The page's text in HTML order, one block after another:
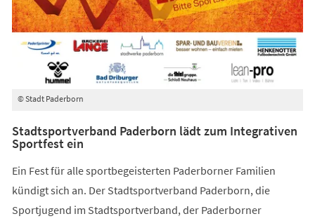
© Stadt Paderborn
Stadtsportverband Paderborn lädt zum Integrativen
Sportfest ein
Ein Fest für alle sportbegeisterten Paderborner Familien
kündigt sich an. Der Stadtsportverband Paderborn, die
Sportjugend im Stadtsportverband, der Paderborner